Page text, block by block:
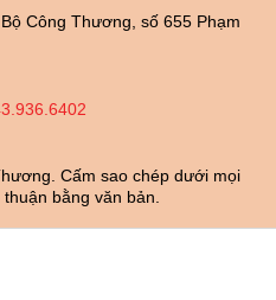
Công Thương, số 655 Phạm
Cấm sao chép dưới mọi
bằng văn bản.